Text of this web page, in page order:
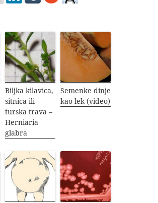
Biljka kilavica,
sitnica ili
turska trava –
Herniaria
glabra
Semenke dinje
kao lek (video)